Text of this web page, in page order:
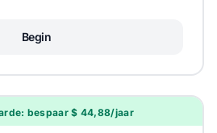
Begin
bespaar $ 44,88/jaar